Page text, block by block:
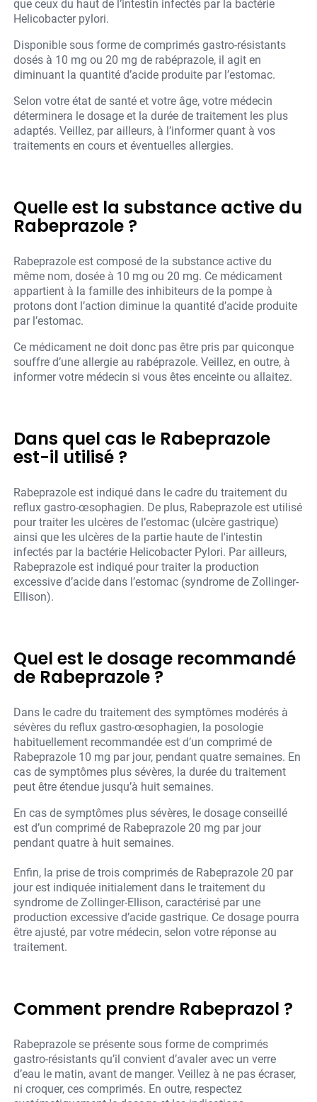
que ceux du haut de l’intestin infectés par la bactérie
Helicobacter pylori.
Disponible sous forme de comprimés gastro-résistants
dosés à 10 mg ou 20 mg de rabéprazole, il agit en
diminuant la quantité d’acide produite par l’estomac.
Selon votre état de santé et votre âge, votre médecin
déterminera le dosage et la durée de traitement les plus
adaptés. Veillez, par ailleurs, à l’informer quant à vos
traitements en cours et éventuelles allergies.
Quelle est la substance active du
Rabeprazole ?
Rabeprazole est composé de la substance active du
même nom, dosée à 10 mg ou 20 mg. Ce médicament
appartient à la famille des inhibiteurs de la pompe à
protons dont l’action diminue la quantité d’acide produite
par l’estomac.
Ce médicament ne doit donc pas être pris par quiconque
souffre d’une allergie au rabéprazole. Veillez, en outre, à
informer votre médecin si vous êtes enceinte ou allaitez.
Dans quel cas le Rabeprazole
est-il utilisé ?
Rabeprazole est indiqué dans le cadre du traitement du
reflux gastro-œsophagien. De plus, Rabeprazole est utilisé
pour traiter les ulcères de l’estomac (ulcère gastrique)
ainsi que les ulcères de la partie haute de l'intestin
infectés par la bactérie Helicobacter Pylori. Par ailleurs,
Rabeprazole est indiqué pour traiter la production
excessive d’acide dans l’estomac (syndrome de Zollinger-
Ellison).
Quel est le dosage recommandé
de Rabeprazole ?
Dans le cadre du traitement des symptômes modérés à
sévères du reflux gastro-œsophagien, la posologie
habituellement recommandée est d’un comprimé de
Rabeprazole 10 mg par jour, pendant quatre semaines. En
cas de symptômes plus sévères, la durée du traitement
peut être étendue jusqu’à huit semaines.
En cas de symptômes plus sévères, le dosage conseillé
est d’un comprimé de Rabeprazole 20 mg par jour
pendant quatre à huit semaines.
Enfin, la prise de trois comprimés de Rabeprazole 20 par
jour est indiquée initialement dans le traitement du
syndrome de Zollinger-Ellison, caractérisé par une
production excessive d’acide gastrique. Ce dosage pourra
être ajusté, par votre médecin, selon votre réponse au
traitement.
Comment prendre Rabeprazol ?
Rabeprazole se présente sous forme de comprimés
gastro-résistants qu’il convient d’avaler avec un verre
d’eau le matin, avant de manger. Veillez à ne pas écraser,
ni croquer, ces comprimés. En outre, respectez